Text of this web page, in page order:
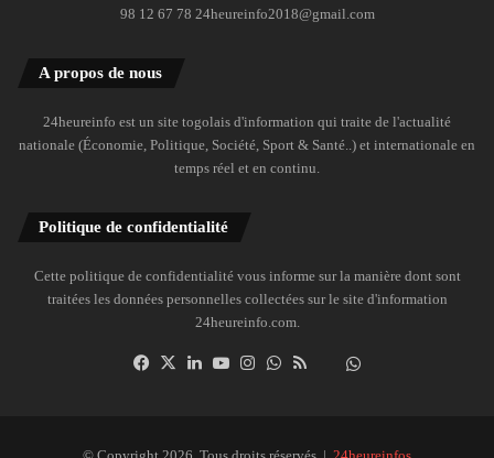
98 12 67 78 24heureinfo2018@gmail.com
A propos de nous
24heureinfo est un site togolais d'information qui traite de l'actualité
nationale (Économie, Politique, Société, Sport & Santé..) et internationale en
temps réel et en continu.
Politique de confidentialité
Cette politique de confidentialité vous informe sur la manière dont sont
traitées les données personnelles collectées sur le site d'information
24heureinfo.com.
Facebook
X LinkedinYouTubeInstagramWhatsAppDailymotion